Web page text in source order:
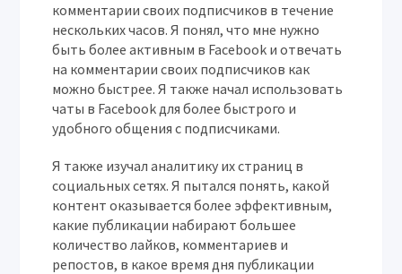
комментарии своих подписчиков в течение
нескольких часов. Я понял, что мне нужно
быть более активным в Facebook и отвечать
на комментарии своих подписчиков как
можно быстрее. Я также начал использовать
чаты в Facebook для более быстрого и
удобного общения с подписчиками.
Я также изучал аналитику их страниц в
социальных сетях. Я пытался понять, какой
контент оказывается более эффективным,
какие публикации набирают большее
количество лайков, комментариев и
репостов, в какое время дня публикации